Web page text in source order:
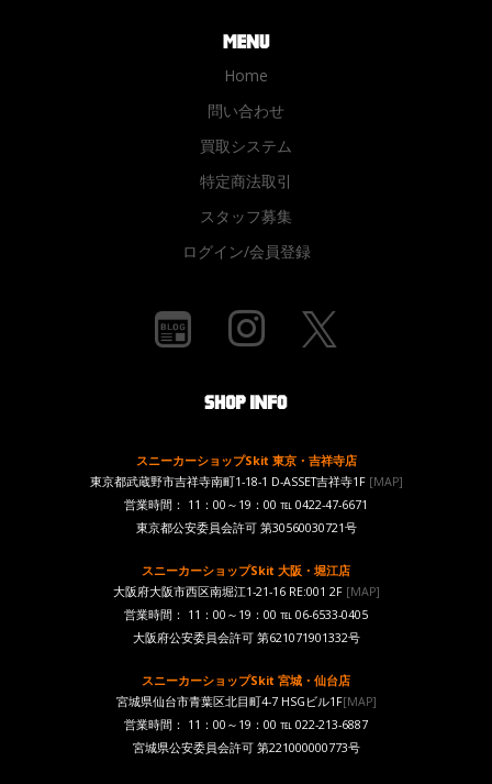
Home
問い合わせ
買取システム
特定商法取引
スタッフ募集
ログイン/会員登録
スニーカーショップSkit 東京・吉祥寺店
東京都武蔵野市吉祥寺南町1-18-1 D-ASSET吉祥寺1F [MAP]
営業時間： 11：00～19：00 ℡ 0422-47-6671
東京都公安委員会許可 第30560030721号
スニーカーショップSkit 大阪・堀江店
大阪府大阪市西区南堀江1-21-16 RE:001 2F[MAP]
営業時間： 11：00～19：00 ℡ 06-6533-0405
大阪府公安委員会許可 第621071901332号
スニーカーショップSkit 宮城・仙台店
宮城県仙台市青葉区北目町4-7 HSGビル1F[MAP]
営業時間： 11：00～19：00 ℡ 022-213-6887
宮城県公安委員会許可 第221000000773号